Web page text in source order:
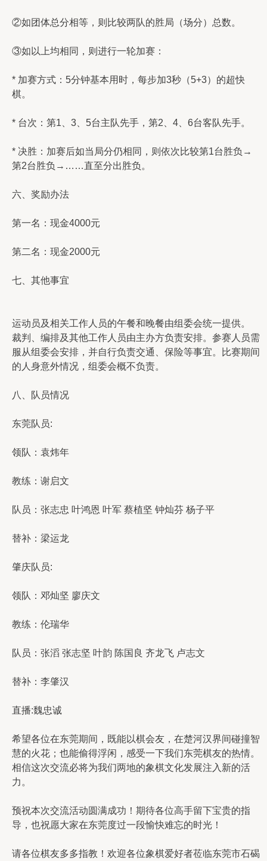
②如团体总分相等，则比较两队的胜局（场分）总数。
③如以上均相同，则进行一轮加赛：
* 加赛方式：5分钟基本用时，每步加3秒（5+3）的超快
棋。
* 台次：第1、3、5台主队先手，第2、4、6台客队先手。
* 决胜：加赛后如当局分仍相同，则依次比较第1台胜负→
第2台胜负→……直至分出胜负。
六、奖励办法
第一名：现金4000元
第二名：现金2000元
七、其他事宜
运动员及相关工作人员的午餐和晚餐由组委会统一提供。
裁判、编排及其他工作人员由主办方负责安排。参赛人员需
服从组委会安排，并自行负责交通、保险等事宜。比赛期间
的人身意外情况，组委会概不负责。
八、队员情况
东莞队员:
领队：袁炜年
教练：谢启文
队员：张志忠 叶鸿恩 叶军 蔡植坚 钟灿芬 杨子平
替补：梁运龙
肇庆队员:
领队：邓灿坚 廖庆文
教练：伦瑞华
队员：张滔 张志坚 叶韵 陈国良 齐龙飞 卢志文
替补：李肇汉
直播:魏忠诚
希望各位在东莞期间，既能以棋会友，在楚河汉界间碰撞智
慧的火花；也能偷得浮闲，感受一下我们东莞棋友的热情。
相信这次交流必将为我们两地的象棋文化发展注入新的活
力。
预祝本次交流活动圆满成功！期待各位高手留下宝贵的指
导，也祝愿大家在东莞度过一段愉快难忘的时光！
请各位棋友多多指教！欢迎各位象棋爱好者莅临东莞市石碣